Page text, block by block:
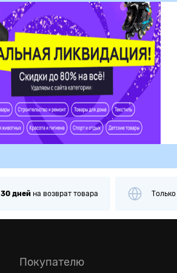
30 дней на возврат товара Только
Покупателю